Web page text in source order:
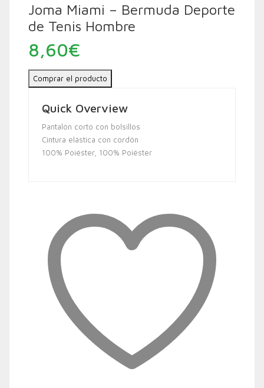
Joma Miami – Bermuda Deporte
de Tenis Hombre
8,60€
Comprar el producto
Quick Overview
Pantalón corto con bolsillos
Cintura elástica con cordón
100% Poiéster, 100% Poiéster